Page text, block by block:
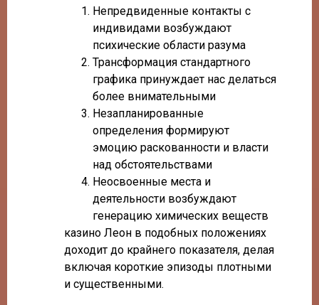
Непредвиденные контакты с
индивидами возбуждают
психические области разума
Трансформация стандартного
графика принуждает нас делаться
более внимательными
Незапланированные
определения формируют
эмоцию раскованности и власти
над обстоятельствами
Неосвоенные места и
деятельности возбуждают
генерацию химических веществ
казино Леон в подобных положениях
доходит до крайнего показателя, делая
включая короткие эпизоды плотными
и существенными.